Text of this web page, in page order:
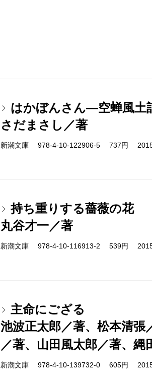
はかぼんさん―空蝉風
さだまさし／著
新潮文庫 978-4-10-122906-5 737円
持ち重りする薔薇の花
丸谷才一／著
新潮文庫 978-4-10-116913-2 539円
主命にござる
池波正太郎／著、松本清張
／著、山田風太郎／著、縄
新潮文庫 978-4-10-139732-0 605円